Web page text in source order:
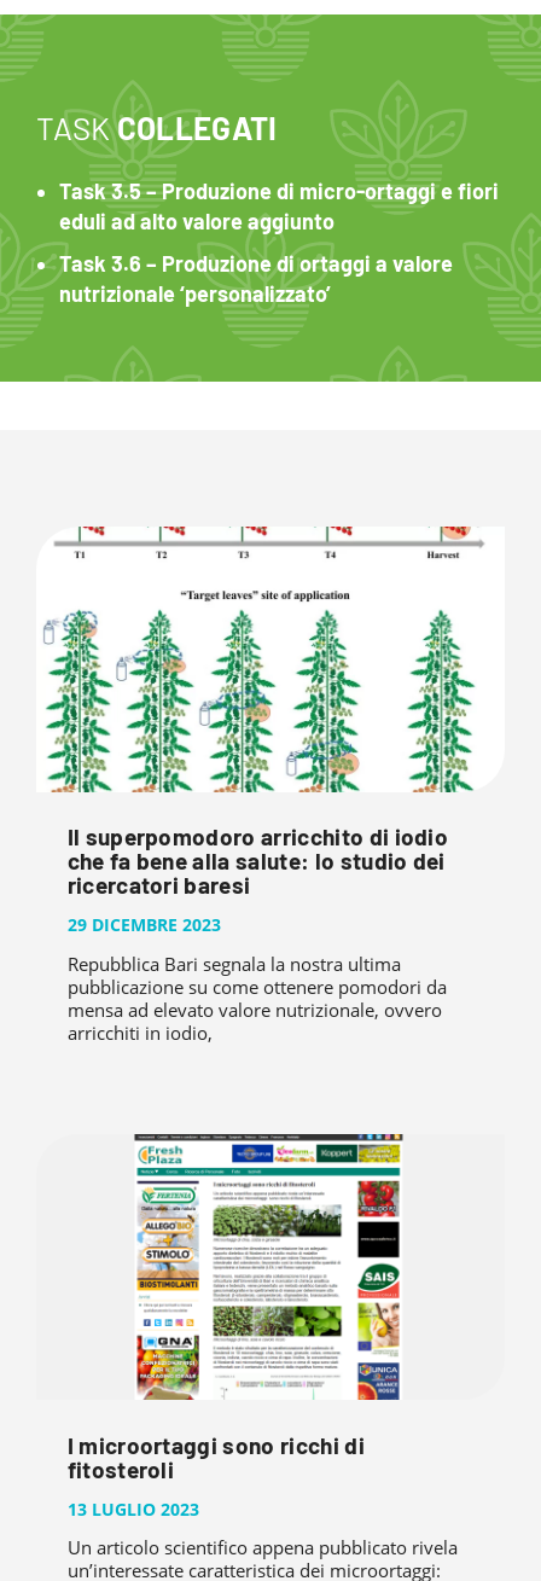
TASKCOLLEGATI
Task 3.5 – Produzione di micro-ortaggi e fiori
eduli ad alto valore aggiunto
Task 3.6 – Produzione di ortaggi a valore
nutrizionale ‘personalizzato’
Il superpomodoro arricchito di iodio
che fa bene alla salute: lo studio dei
ricercatori baresi
29 DICEMBRE 2023
Repubblica Bari segnala la nostra ultima
pubblicazione su come ottenere pomodori da
mensa ad elevato valore nutrizionale, ovvero
arricchiti in iodio,
I microortaggi sono ricchi di
fitosteroli
13 LUGLIO 2023
Un articolo scientifico appena pubblicato rivela
un’interessate caratteristica dei microortaggi: